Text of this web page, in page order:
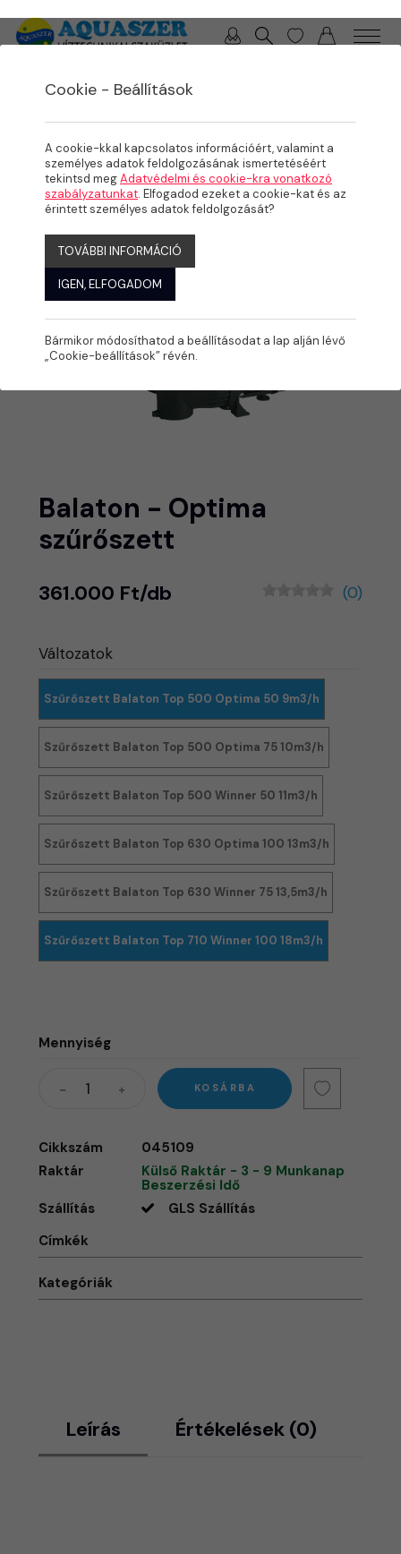
Balaton - Optima
szűrőszett
361.000 Ft/db (0)
Változatok
Szűrőszett Balaton Top 500 Optima 50 9m3/h
Szűrőszett Balaton Top 500 Optima 75 10m3/h
Szűrőszett Balaton Top 500 Winner 50 11m3/h
Szűrőszett Balaton Top 630 Optima 100 13m3/h
Szűrőszett Balaton Top 630 Winner 75 13,5m3/h
Szűrőszett Balaton Top 710 Winner 100 18m3/h
Mennyiség
KOSÁRBA
Cikkszám
045109
Raktár
Külső Raktár - 3 - 9 Munkanap
Beszerzési Idő
Szállítás
GLS Szállítás
Címkék
Kategóriák
Leírás Értékelések (0)
Cookie - Beállítások
A cookie-kkal kapcsolatos információért, valamint a
személyes adatok feldolgozásának ismertetéséért
tekintsd megAdatvédelmi és cookie-kra vonatkozó
szabályzatunkat. Elfogadod ezeket a cookie-kat és az
érintett személyes adatok feldolgozását?
TOVÁBBI INFORMÁCIÓ
IGEN, ELFOGADOM
Bármikor módosíthatod a beállításodat a lap alján lévő
„Cookie-beállítások” révén.